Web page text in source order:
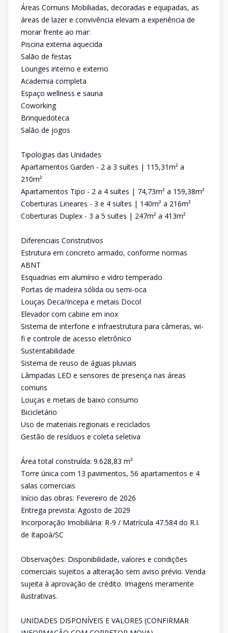
Áreas Comuns Mobiliadas, decoradas e equipadas, as
áreas de lazer e convivência elevam a experiência de
morar frente ao mar:
Piscina externa aquecida
Salão de festas
Lounges interno e externo
Academia completa
Espaço wellness e sauna
Coworking
Brinquedoteca
Salão de jogos
Tipologias das Unidades
Apartamentos Garden - 2 a 3 suítes | 115,31m² a
210m²
Apartamentos Tipo - 2 a 4 suítes | 74,73m² a 159,38m²
Coberturas Lineares - 3 e 4 suítes | 140m² a 216m²
Coberturas Duplex - 3 a 5 suítes | 247m² a 413m²
Diferenciais Construtivos
Estrutura em concreto armado, conforme normas
ABNT
Esquadrias em alumínio e vidro temperado
Portas de madeira sólida ou semi-oca
Louças Deca/Incepa e metais Docol
Elevador com cabine em inox
Sistema de interfone e infraestrutura para câmeras, wi-
fi e controle de acesso eletrônico
Sustentabilidade
Sistema de reuso de águas pluviais
Lâmpadas LED e sensores de presença nas áreas
comuns
Louças e metais de baixo consumo
Bicicletário
Uso de materiais regionais e reciclados
Gestão de resíduos e coleta seletiva
Área total construída: 9.628,83 m²
Torre única com 13 pavimentos, 56 apartamentos e 4
salas comerciais
Início das obras: Fevereiro de 2026
Entrega prevista: Agosto de 2029
Incorporação Imobiliária: R-9 / Matrícula 47.584 do R.I.
de Itapoá/SC
Observações: Disponibilidade, valores e condições
comerciais sujeitos a alteração sem aviso prévio. Venda
sujeita à aprovação de crédito. Imagens meramente
ilustrativas.
UNIDADES DISPONÍVEIS E VALORES (CONFIRMAR